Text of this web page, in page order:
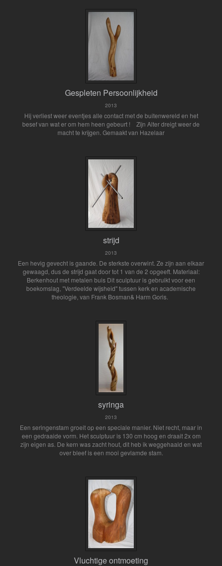
Gespleten Persoonlijkheid
2013
Hij verliest weer eventjes alle contact met de buitenwereld en het
besef van wat er om hem heen gebeurt ! Zijn Alter dreigt weer de
macht te krijgen. Gemaakt van Hazelaar
strijd
2013
Een hevig gevecht is gaande. De sterkste overwint. Ze zijn aan elkaar
gewaagd, dus de strijd gaat door tot 1 van de 2 opgeeft. Materiaal:
Berkenhout met metalen buis Dit sculptuur is gebruikt voor een
boekomslag, "Verdeelde wijsheid" tussen kerk en academische
theologie, van Frank Bosman& Harm Goris.
syringa
2013
Een seringenstam groeit op een speciale manier. Niet recht, maar in
een gedraaide vorm. Het sculptuur is 130 cm hoog en draait 2x om
zijn eigen as. De kern was zacht hout, dit heb ik weggehaald en wat
over bleef is een mooi gevlamde stam.
Vluchtige ontmoeting